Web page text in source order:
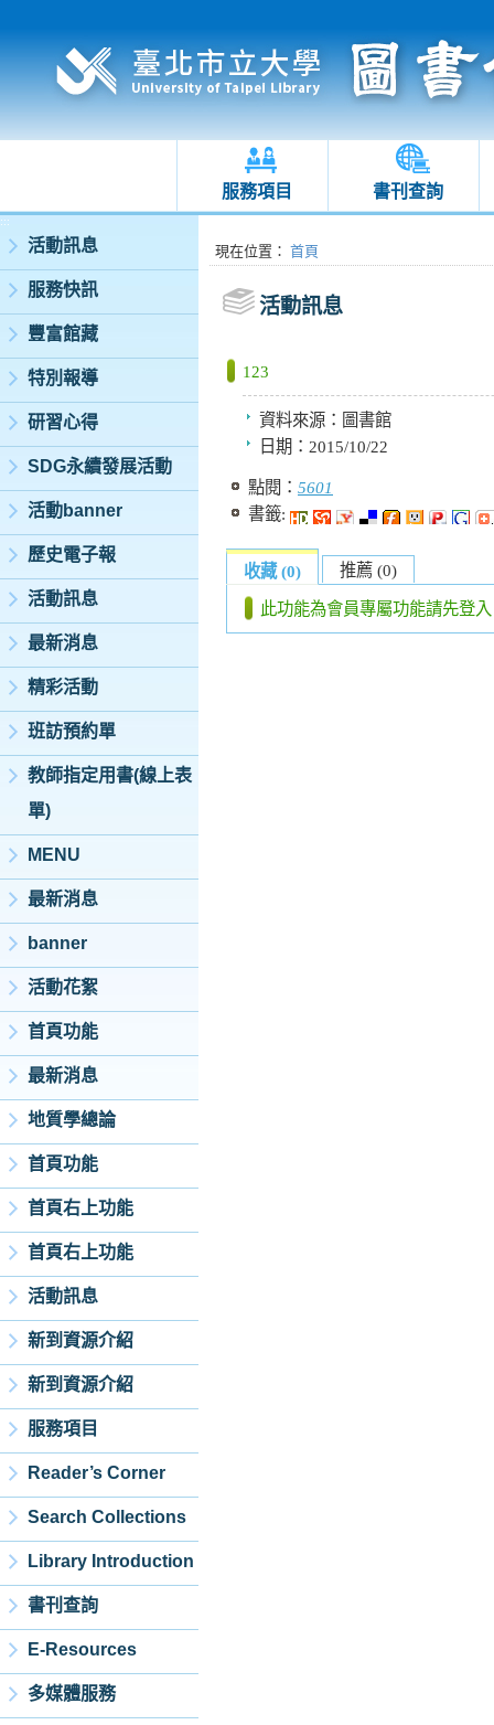
服務項目 書刊查詢
:::
活動訊息
服務快訊
豐富館藏
特別報導
研習心得
SDG永續發展活動
活動banner
歷史電子報
活動訊息
最新消息
精彩活動
班訪預約單
教師指定用書(線上表
單)
MENU
最新消息
banner
活動花絮
首頁功能
最新消息
地質學總論
首頁功能
首頁右上功能
首頁右上功能
活動訊息
新到資源介紹
新到資源介紹
服務項目
Reader’s Corner
Search Collections
Library Introduction
書刊查詢
E-Resources
多媒體服務
:::現在位置 ： 首頁
活動訊息
123
資料來源： 圖書館
日期： 2015/10/22
點閱： 5601
書籤:
收藏 (0) 推薦 (0)
此功能為會員專屬功能請先登入